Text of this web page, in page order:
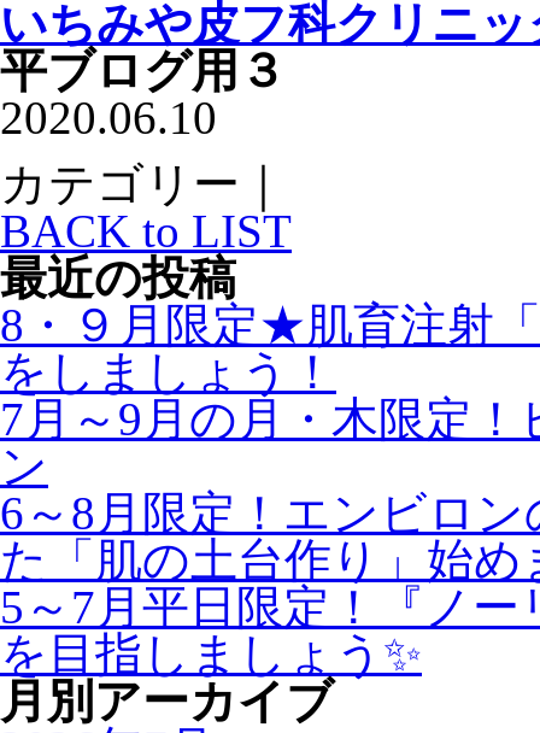
いちみや皮フ科クリニ
平ブログ用３
2020.06.10
カテゴリー｜
BACK to LIST
最近の投稿
8・９月限定★肌育注射
をしましょう！
7月～9月の月・木限定
ン
6～8月限定！エンビロ
た「肌の土台作り」始め
5～7月平日限定！『ノ
を目指しましょう✨
月別アーカイブ